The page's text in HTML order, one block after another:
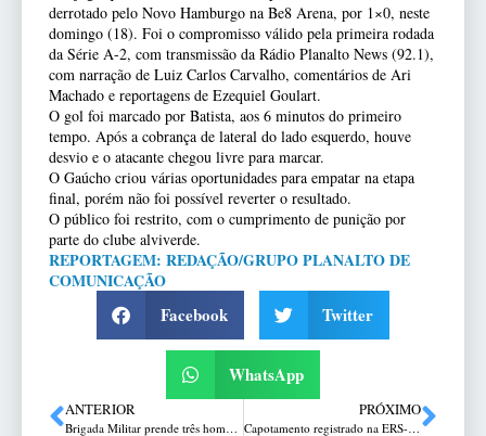
derrotado pelo Novo Hamburgo na Be8 Arena, por 1×0, neste
domingo (18). Foi o compromisso válido pela primeira rodada
da Série A-2, com transmissão da Rádio Planalto News (92.1),
com narração de Luiz Carlos Carvalho, comentários de Ari
Machado e reportagens de Ezequiel Goulart.
O gol foi marcado por Batista, aos 6 minutos do primeiro
tempo. Após a cobrança de lateral do lado esquerdo, houve
desvio e o atacante chegou livre para marcar.
O Gaúcho criou várias oportunidades para empatar na etapa
final, porém não foi possível reverter o resultado.
O público foi restrito, com o cumprimento de punição por
parte do clube alviverde.
REPORTAGEM: REDAÇÃO/GRUPO PLANALTO DE
COMUNICAÇÃO
Facebook Twitter
WhatsApp
ANTERIOR
Brigada Militar prende três homens por tráfico de drogas em Ibiraiaras
PRÓXIMO
Capotamento registrado na ERS-324 entre Passo Fundo e Pontão